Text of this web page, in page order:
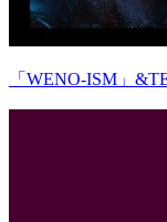
「WENO-ISM」